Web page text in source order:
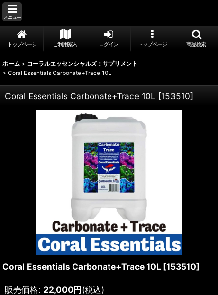
メニュー
トップページ ご利用案内 ログイン トップページ 商品検索
ホーム > コーラルエッセンシャルズ：サプリメント
> Coral Essentials Carbonate+Trace 10L
Coral Essentials Carbonate+Trace 10L [153510]
Coral Essentials Carbonate+Trace 10L [153510]
販売価格: 22,000円(税込)